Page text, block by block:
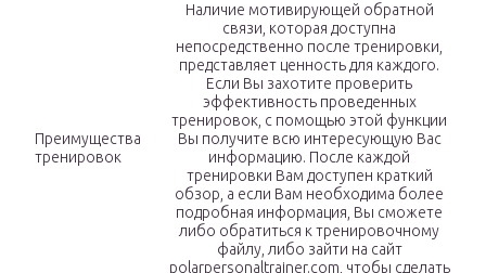
Преимущества
тренировок
Наличие мотивирующей обратной
связи, которая доступна
непосредственно после тренировки,
представляет ценность для каждого.
Если Вы захотите проверить
эффективность проведенных
тренировок, с помощью этой функции
Вы получите всю интересующую Вас
информацию. После каждой
тренировки Вам доступен краткий
обзор, а если Вам необходима более
подробная информация, Вы сможете
либо обратиться к тренировочному
файлу, либо зайти на сайт
polarpersonaltrainer.com, чтобы сделать